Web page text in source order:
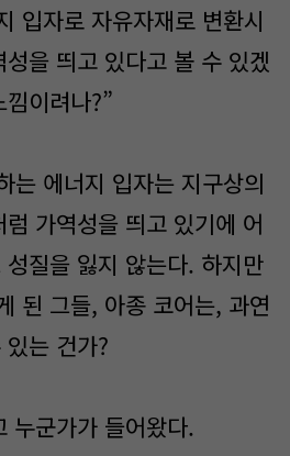
입자로 자유자재로 변환시
을 띄고 있다고 볼 수 있겠
이려나?”
는 에너지 입자는 지구상의
가역성을 띄고 있기에 어
질을 잃지 않는다. 하지만
된 그들, 아종 코어는, 과연
는 건가?
누군가가 들어왔다.